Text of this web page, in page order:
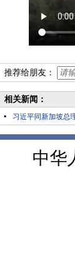
推荐给朋友：
相关新闻：
习近平同新加坡总
中华